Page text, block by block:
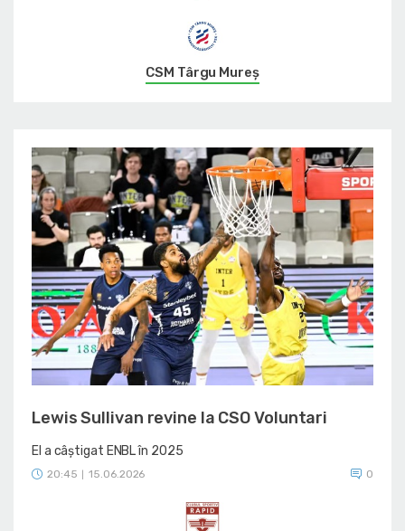
CSM Târgu Mureș
Lewis Sullivan revine la CSO Voluntari
El a câștigat ENBL în 2025
20:45 15.06.2026 0